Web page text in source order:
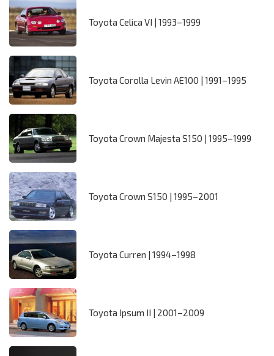
Toyota Celica VI | 1993–1999
Toyota Corolla Levin AE100 | 1991–1995
Toyota Crown Majesta S150 | 1995–1999
Toyota Crown S150 | 1995–2001
Toyota Curren | 1994–1998
Toyota Ipsum II | 2001–2009